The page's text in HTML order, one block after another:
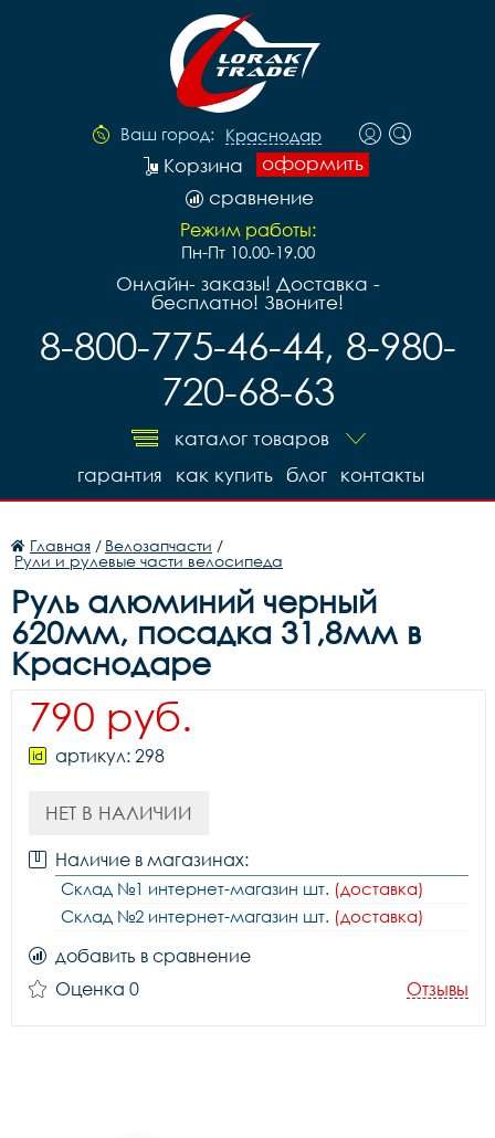
Ваш город: Краснодар
оформить
Корзина
сравнение
Режим работы:
Пн-Пт 10.00-19.00
Онлайн- заказы! Доставка -
бесплатно! Звоните!
8-800-775-46-44, 8-980-
720-68-63
каталог товаров
контакты
блог
как купить
гарантия
Главная / Велозапчасти /
Рули и рулевые части велосипеда
Руль алюминий черный
620мм, посадка 31,8мм в
Краснодаре
790 руб.
артикул: 298
НЕТ В НАЛИЧИИ
Наличие в магазинах:
Склад №1 интернет-магазин шт. (доставка)
Склад №2 интернет-магазин шт. (доставка)
добавить в сравнение
Оценка 0
Отзывы